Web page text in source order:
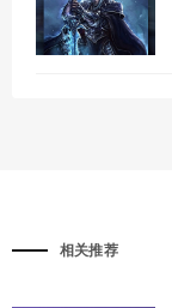
相关推荐